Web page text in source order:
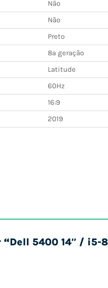
Não
Não
Preto
8ª geração
Latitude
60Hz
16:9
2019
5400 14″ / i5-